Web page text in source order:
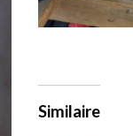
Similaire